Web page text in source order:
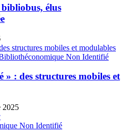
élus
Non Identifié
: des structures mobiles et
2025
Non Identifié